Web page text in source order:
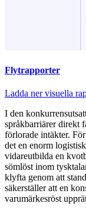
Flytrapporter
Ladda ner visuella
I den
språkbarriärer direkt
förlorade intäkter.
det en enorm
vidareutbilda en
sömlöst inom
klyfta genom att
säkerställer att en
varumärkesröst